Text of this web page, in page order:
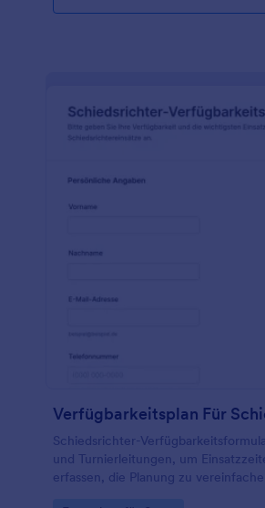
Schiedsrichter-
und Turnierleitungen, um
erfassen, die Planung zu